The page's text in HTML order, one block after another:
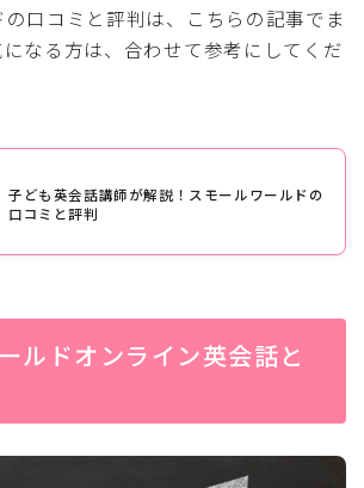
口コミと評判は、こちらの記事でま
なる方は、合わせて参考にしてくだ
子ども英会話講師が解説！スモールワールドの
口コミと評判
ルドオンライン英会話と